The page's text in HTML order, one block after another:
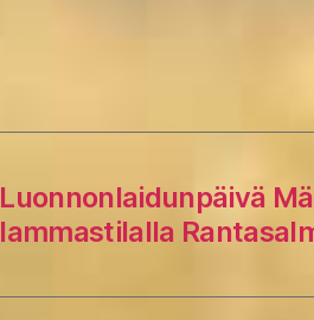
Luonnonlaidunpäivä
lammastilalla